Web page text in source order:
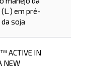
em pré-
soja
ACTIVE IN
NEW